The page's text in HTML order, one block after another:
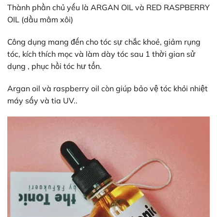
Thành phần chủ yếu là ARGAN OIL và RED RASPBERRY
OIL (dầu mâm xôi)
Công dụng mang đến cho tóc sự chắc khoẻ, giảm rụng
tóc, kích thích mọc và làm dày tóc sau 1 thời gian sử
dụng , phục hồi tóc hư tổn.
Argan oil và raspberry oil còn giúp bảo vệ tóc khỏi nhiệt
máy sấy và tia UV..